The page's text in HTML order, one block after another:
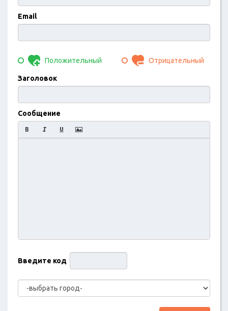
Email
Положительный Отрицательный
Заголовок
Сообщение
Введите код